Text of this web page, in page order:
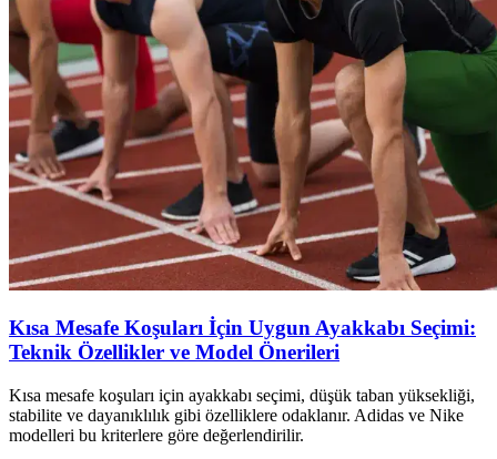
Kısa Mesafe Koşuları İçin Uygun Ayakkabı Seçimi:
Teknik Özellikler ve Model Önerileri
Kısa mesafe koşuları için ayakkabı seçimi, düşük taban yüksekliği,
stabilite ve dayanıklılık gibi özelliklere odaklanır. Adidas ve Nike
modelleri bu kriterlere göre değerlendirilir.